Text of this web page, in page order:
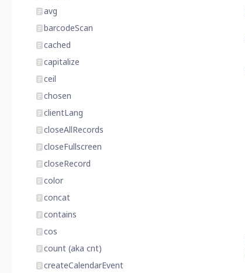
avg
barcodeScan
cached
capitalize
ceil
chosen
clientLang
closeAllRecords
closeFullscreen
closeRecord
color
concat
contains
cos
count (aka cnt)
createCalendarEvent